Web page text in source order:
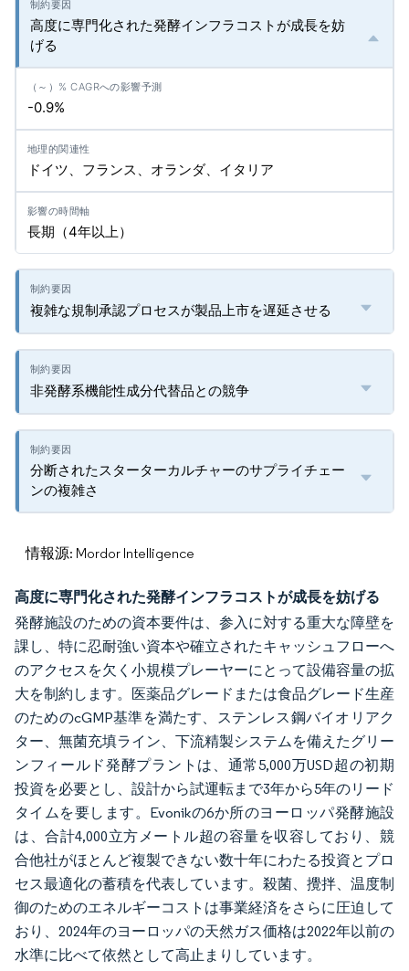
高度に専門化された発酵インフラコストが成長を妨
げる
-0.9%
ドイツ、フランス、オランダ、イタリア
長期（4年以上）
複雑な規制承認プロセスが製品上市を遅延させる
非発酵系機能性成分代替品との競争
分断されたスターターカルチャーのサプライチェー
ンの複雑さ
情報源: Mordor Intelligence
高度に専門化された発酵インフラコストが成長を妨げる
発酵施設のための資本要件は、参入に対する重大な障壁を
課し、特に忍耐強い資本や確立されたキャッシュフローへ
のアクセスを欠く小規模プレーヤーにとって設備容量の拡
大を制約します。医薬品グレードまたは食品グレード生産
のためのcGMP基準を満たす、ステンレス鋼バイオリアク
ター、無菌充填ライン、下流精製システムを備えたグリー
ンフィールド発酵プラントは、通常5,000万USD超の初期
投資を必要とし、設計から試運転まで3年から5年のリード
タイムを要します。Evonikの6か所のヨーロッパ発酵施設
は、合計4,000立方メートル超の容量を収容しており、競
合他社がほとんど複製できない数十年にわたる投資とプロ
セス最適化の蓄積を代表しています。殺菌、攪拌、温度制
御のためのエネルギーコストは事業経済をさらに圧迫して
おり、2024年のヨーロッパの天然ガス価格は2022年以前の
水準に比べて依然として高止まりしています。